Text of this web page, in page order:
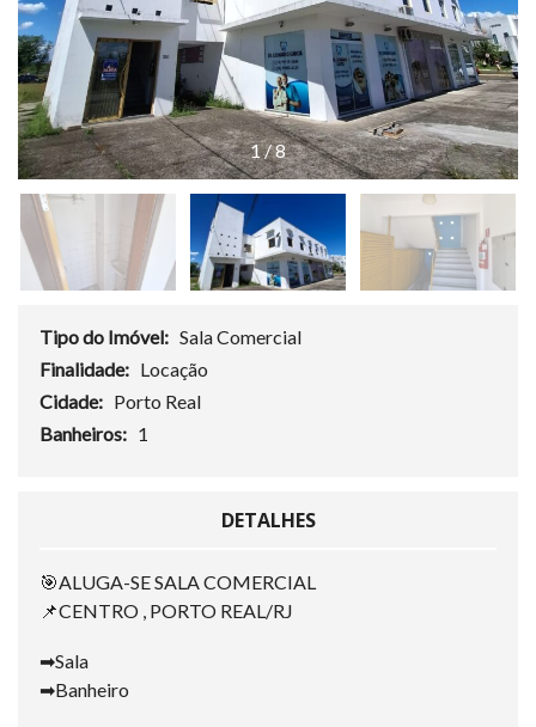
1/8
Tipo do Imóvel: Sala Comercial
Finalidade: Locação
Cidade: Porto Real
Banheiros: 1
DETALHES
🎯ALUGA-SE SALA COMERCIAL
📌CENTRO , PORTO REAL/RJ
➡Sala
➡Banheiro